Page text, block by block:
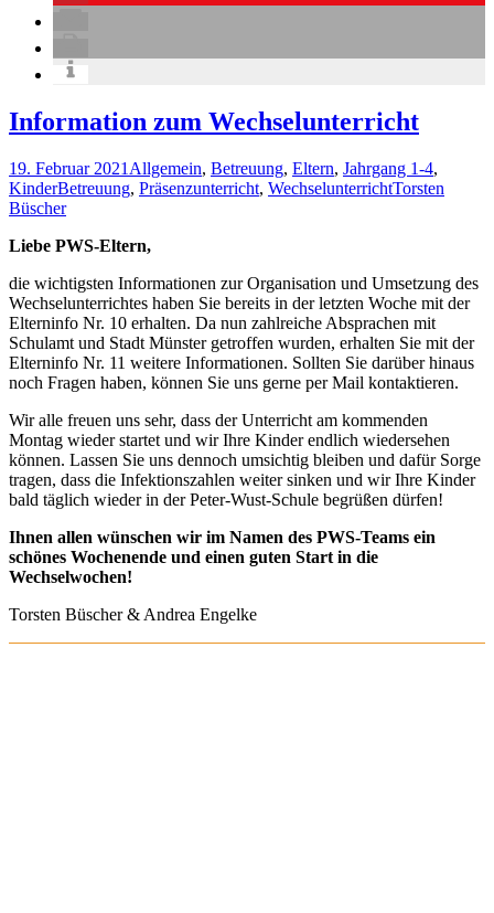
Information zum Wechselunterricht
19. Februar 2021 Allgemein, Betreuung, Eltern, Jahrgang 1-4,
KinderBetreuung, Präsenzunterricht, WechselunterrichtTorsten
Büscher
Liebe PWS-Eltern,
die wichtigsten Informationen zur Organisation und Umsetzung des
Wechselunterrichtes haben Sie bereits in der letzten Woche mit der
Elterninfo Nr. 10 erhalten. Da nun zahlreiche Absprachen mit
Schulamt und Stadt Münster getroffen wurden, erhalten Sie mit der
Elterninfo Nr. 11 weitere Informationen. Sollten Sie darüber hinaus
noch Fragen haben, können Sie uns gerne per Mail kontaktieren.
Wir alle freuen uns sehr, dass der Unterricht am kommenden
Montag wieder startet und wir Ihre Kinder endlich wiedersehen
können. Lassen Sie uns dennoch umsichtig bleiben und dafür Sorge
tragen, dass die Infektionszahlen weiter sinken und wir Ihre Kinder
bald täglich wieder in der Peter-Wust-Schule begrüßen dürfen!
Ihnen allen wünschen wir im Namen des PWS-Teams ein
schönes Wochenende und einen guten Start in die
Wechselwochen!
Torsten Büscher & Andrea Engelke